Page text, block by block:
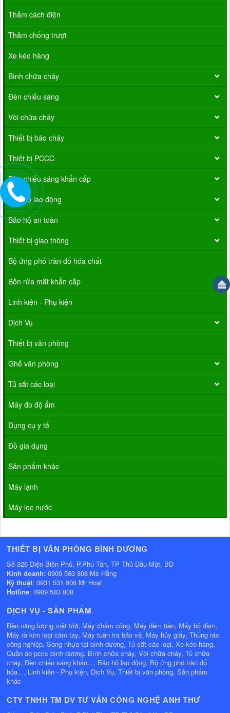
Thảm cách điện
Thảm chống trượt
Xe kéo hàng
Bình chữa cháy
Đèn chiếu sáng
Vòi chữa cháy
Thiết bị báo cháy
Thiết bị PCCC
Đèn chiếu sáng khẩn cấp
Bảo hộ lao động
Bảo hộ an toàn
Thiết bị giao thông
Bộ ứng phó tràn đổ hóa chất
Bồn rửa mắt khẩn cấp
Linh kiện - Phụ kiện
Dịch Vụ
Thiết bị văn phòng
Ghế văn phòng
Tủ sắt các loại
Máy đo độ ẩm
Dụng cụ y tế
Đồ gia dụng
Sản phẩm khác
Máy lạnh
Máy lọc nước
THIẾT BỊ VĂN PHÒNG BÌNH DƯƠNG
Số 326 Điện Biên Phủ, P.Phú Tân, TP Thủ Dầu Một, BD
Kinh doanh: 0909 583 808 Ms Hằng
Kỹ thuật: 0931 531 808 Mr Hoạt
Hotline: 0909 583 808
DỊCH VỤ - SẢN PHẨM
Đèn năng lượng mặt trời, Máy chấm công, Máy đếm tiền, Máy bộ đàm,
Máy rà kim loại cầm tay, Máy tuần tra bảo vệ, Máy hủy giấy, Thùng rác
công nghiệp, Sóng nhựa tại bình dương, Tủ sắt các loại, Xe kéo hàng,
Quần áo pccc bình dương, Bình chữa cháy, Vòi chữa cháy, Tủ chữa
cháy, Đèn chiếu sáng khẩn..., Bảo hộ lao động, Bộ ứng phó tràn đổ
hóa..., Linh kiện - Phụ kiện, Dịch Vụ, Thiết bị văn phòng, Sản phẩm
khác
CTY TNHH TM DV TƯ VẤN CÔNG NGHỆ ANH THƯ